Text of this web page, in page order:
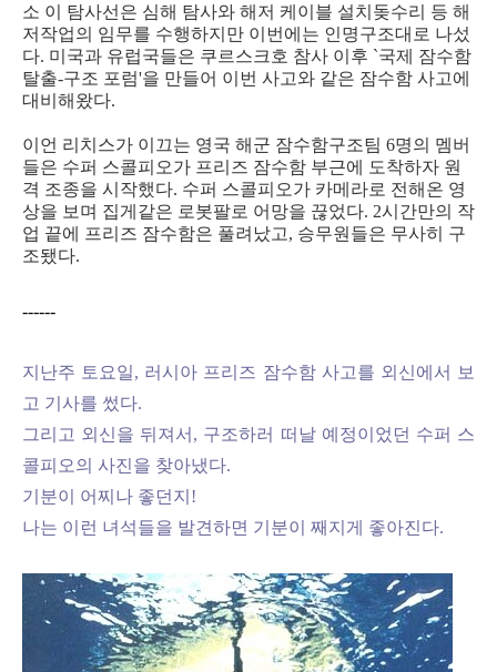
소 이 탐사선은 심해 탐사와 해저 케이블 설치돚수리 등 해
저작업의 임무를 수행하지만 이번에는 인명구조대로 나섰
다. 미국과 유럽국들은 쿠르스크호 참사 이후 `국제 잠수함
탈출-구조 포럼'을 만들어 이번 사고와 같은 잠수함 사고에
대비해왔다.
이언 리치스가 이끄는 영국 해군 잠수함구조팀 6명의 멤버
들은 수퍼 스콜피오가 프리즈 잠수함 부근에 도착하자 원
격 조종을 시작했다. 수퍼 스콜피오가 카메라로 전해온 영
상을 보며 집게같은 로봇팔로 어망을 끊었다. 2시간만의 작
업 끝에 프리즈 잠수함은 풀려났고, 승무원들은 무사히 구
조됐다.
------
지난주 토요일, 러시아 프리즈 잠수함 사고를 외신에서 보
고 기사를 썼다.
그리고 외신을 뒤져서, 구조하러 떠날 예정이었던 수퍼 스
콜피오의 사진을 찾아냈다.
기분이 어찌나 좋던지!
나는 이런 녀석들을 발견하면 기분이 째지게 좋아진다.